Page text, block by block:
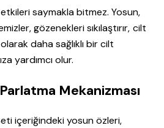
saymakla bitmez. Yosun,
gözenekleri sıkılaştırır, cilt
daha sağlıklı bir cilt
yardımcı olur.
Mekanizması
içeriğindeki yosun özleri,